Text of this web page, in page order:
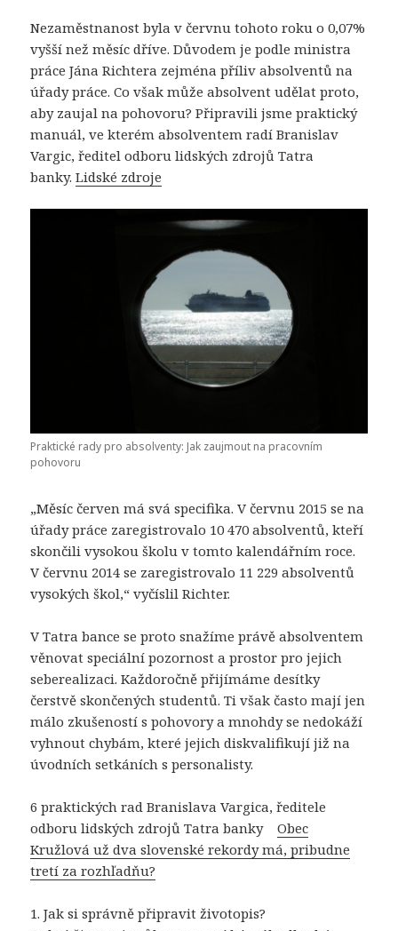
Nezaměstnanost byla v červnu tohoto roku o 0,07%
vyšší než měsíc dříve. Důvodem je podle ministra
práce Jána Richtera zejména příliv absolventů na
úřady práce. Co však může absolvent udělat proto,
aby zaujal na pohovoru? Připravili jsme praktický
manuál, ve kterém absolventem radí Branislav
Vargic, ředitel odboru lidských zdrojů Tatra
banky.Lidské zdroje
Praktické rady pro absolventy: Jak zaujmout na pracovním
pohovoru
„Měsíc červen má svá specifika. V červnu 2015 se na
úřady práce zaregistrovalo 10 470 absolventů, kteří
skončili vysokou školu v tomto kalendářním roce.
V červnu 2014 se zaregistrovalo 11 229 absolventů
vysokých škol,“ vyčíslil Richter.
V Tatra bance se proto snažíme právě absolventem
věnovat speciální pozornost a prostor pro jejich
seberealizaci. Každoročně přijímáme desítky
čerstvě skončených studentů. Ti však často mají jen
málo zkušeností s pohovory a mnohdy se nedokáží
vyhnout chybám, které jejich diskvalifikují již na
úvodních setkáních s personalisty.
6 praktických rad Branislava Vargica, ředitele
odboru lidských zdrojů Tatra bankyObec
Kružlová už dva slovenské rekordy má, pribudne
tretí za rozhľadňu?
1. Jak si správně připravit životopis?